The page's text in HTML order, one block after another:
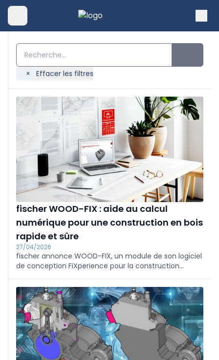
× Effacer les filtres
fischer WOOD-FIX : aide au calcul
numérique pour une construction en bois
rapide et sûre
27/04/2026
fischer annonce WOOD-FIX, un module de son logiciel
de conception FiXperience pour la construction
de dimensionner rapidement, précisément et à
moindre coût les connexions et les renforcements
avec les vis fischer, ainsi que la fixation de l'isolation
de la façade et de la toiture. Avec une seule entrée
de paramètres, le système fournit les vérifications
requises, conformes aux normes, et augmente ainsi la
sécurité structurelle. WOOD-FIX calcule notamment
les charges de vent et de neige.